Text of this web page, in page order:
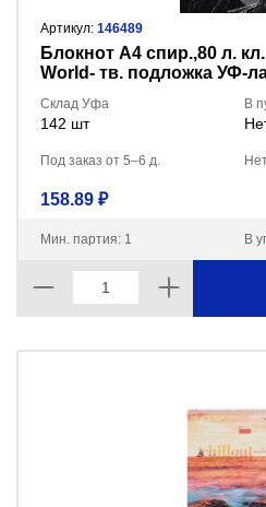
Артикул: 146489
Блокнот А4 спир.,80 л.
World- тв. подложка УФ-
Склад Уфа
142 шт
В
Под заказ от 5–6 д.
158.89 ₽
Мин. партия: 1 В